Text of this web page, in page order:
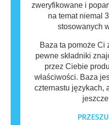
zweryfikowane i
na temat niemal
stosowanych
Baza ta pomoże Ci
pewne składniki
przez Ciebie
właściwości. Baza
czternastu językach,